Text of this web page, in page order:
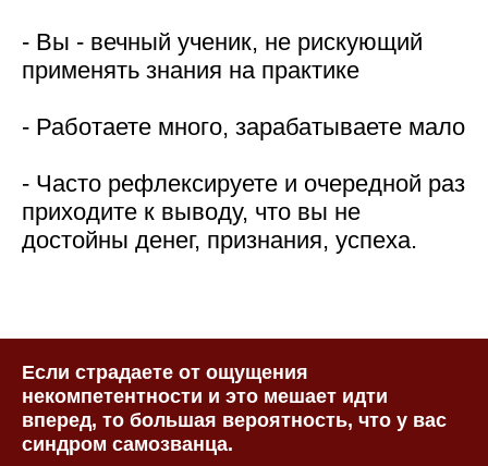
- Вы - вечный ученик, не рискующий
применять знания на практике
- Работаете много, зарабатываете мало
- Часто рефлексируете и очередной раз
приходите к выводу, что вы не
достойны денег, признания, успеха.
Если страдаете от ощущения
некомпетентности и это мешает идти
вперед, то большая вероятность, что у вас
синдром самозванца.